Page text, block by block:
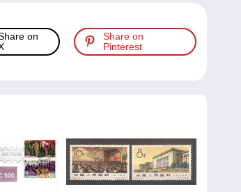
on
Share on
Pinterest